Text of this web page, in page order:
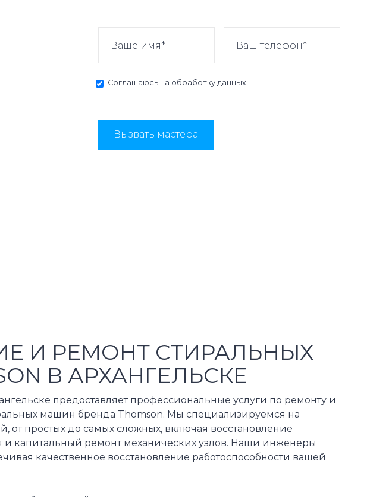
Соглашаюсь на обработку данных
Вызвать мастера
И РЕМОНТ СТИРАЛЬНЫХ
В АРХАНГЕЛЬСКЕ
предоставляет профессиональные услуги по ремонту и
машин бренда Thomson. Мы специализируемся на
от простых до самых сложных, включая восстановление
и капитальный ремонт механических узлов. Наши инженеры
качественное восстановление работоспособности вашей